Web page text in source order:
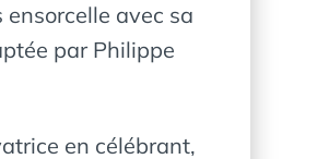
avec sa
par Philippe
en célébrant,